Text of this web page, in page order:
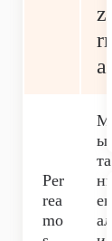
za
rr
ap
Per
rea
mo
М
ы
та
нц
ев
ал